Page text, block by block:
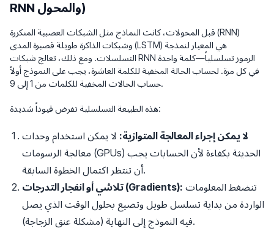
RNN والمحول)
قبل المحولات، كانت النماذج مثل الشبكات العصبية المتكررة (RNN)
وشبكات الذاكرة طويلة قصيرة المدى (LSTM) هي المعيار لنمذجة
التسلسلات. ومع ذلك، تعالج شبكات RNN الرموز تسلسلياً—كلمة واحدة
في كل مرة. لحساب الحالة المخفية للكلمة العاشرة، يجب على النموذج أولاً
حساب الحالات المخفية للكلمات من 1 إلى 9.
هذه الطبيعة التسلسلية تفرض قيوداً شديدة:
لا يمكن إجراء المعالجة المتوازية: لا يمكن استخدام وحدات
معالجة الرسومات (GPUs) الحديثة بكفاءة لأن الحسابات يجب
أن تنتظر اكتمال الخطوة السابقة.
تلاشي أو انفجار التدرجات (Gradients):
الواردة من بداية تسلسل طويل وتضيع بحلول الوقت الذي يصل
فيه النموذج إلى النهاية (مشكلة عنق الزجاجة).